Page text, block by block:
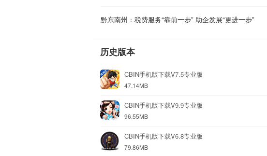
黔东南州：税费服务“靠前一步” 助企发展“更进一步”
历史版本
CBIN手机版下载V7.5专业版
47.14MB
CBIN手机版下载V9.9专业版
96.55MB
CBIN手机版下载V6.8专业版
79.86MB